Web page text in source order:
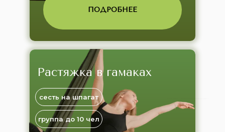
ПОДРОБНЕЕ
Растяжка в гамаках
сесть на шпагат
группа до 10 чел